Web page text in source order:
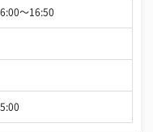
〜16:50